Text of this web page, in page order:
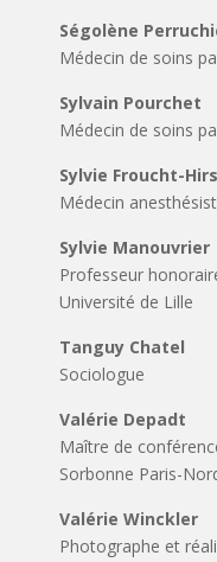
Ségolène
Médecin de soins
Sylvain Pourchet
Médecin de soins
Sylvie Froucht-
Médecin
Sylvie Manouvrier
Professeur
Université de Lille
Tanguy Chatel
Sociologue
Valérie Depadt
Maître de
Sorbonne Paris-
Valérie Winckler
Photographe et